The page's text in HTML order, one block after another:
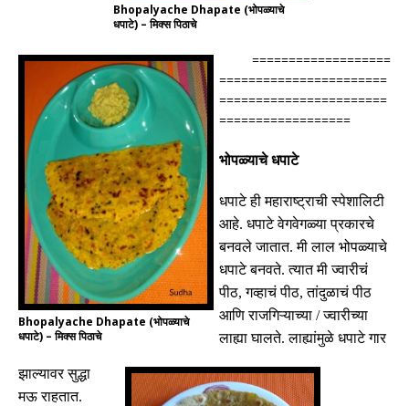
Bhopalyache Dhapate (भोपळ्याचे
धपाटे) – मिक्स पिठाचे
Bhopalyache Dhapate (भोपळ्याचे
धपाटे) – मिक्स पिठाचे
===================
=======================
=======================
==================
भोपळ्याचे धपाटे
धपाटे ही महाराष्ट्राची स्पेशालिटी
आहे. धपाटे वेगवेगळ्या प्रकारचे
बनवले जातात.मी लाल भोपळ्याचे
धपाटे बनवते.त्यात मीज्वारीचं
पीठ,गव्हाचं पीठ,तांदुळाचं पीठ
आणि राजगिऱ्याच्या /ज्वारीच्या
लाह्या घालते.लाह्यांमुळे धपाटे गार
झाल्यावर सुद्धा
मऊ राहतात.